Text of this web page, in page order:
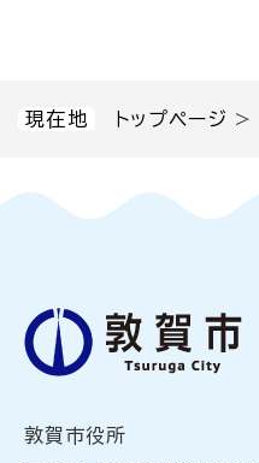
現在地 トップページ >
敦賀市役所